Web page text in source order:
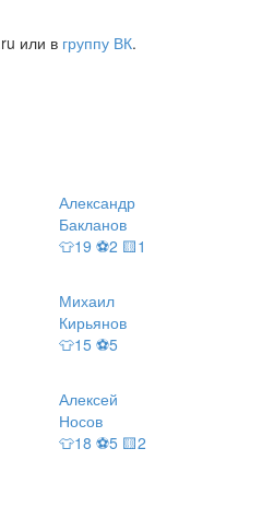
или в группу ВК.
Александр
Бакланов
👕19 ⚽2 🟨1
Михаил
Кирьянов
👕15 ⚽5
Алексей
Носов
👕18 ⚽5 🟨2